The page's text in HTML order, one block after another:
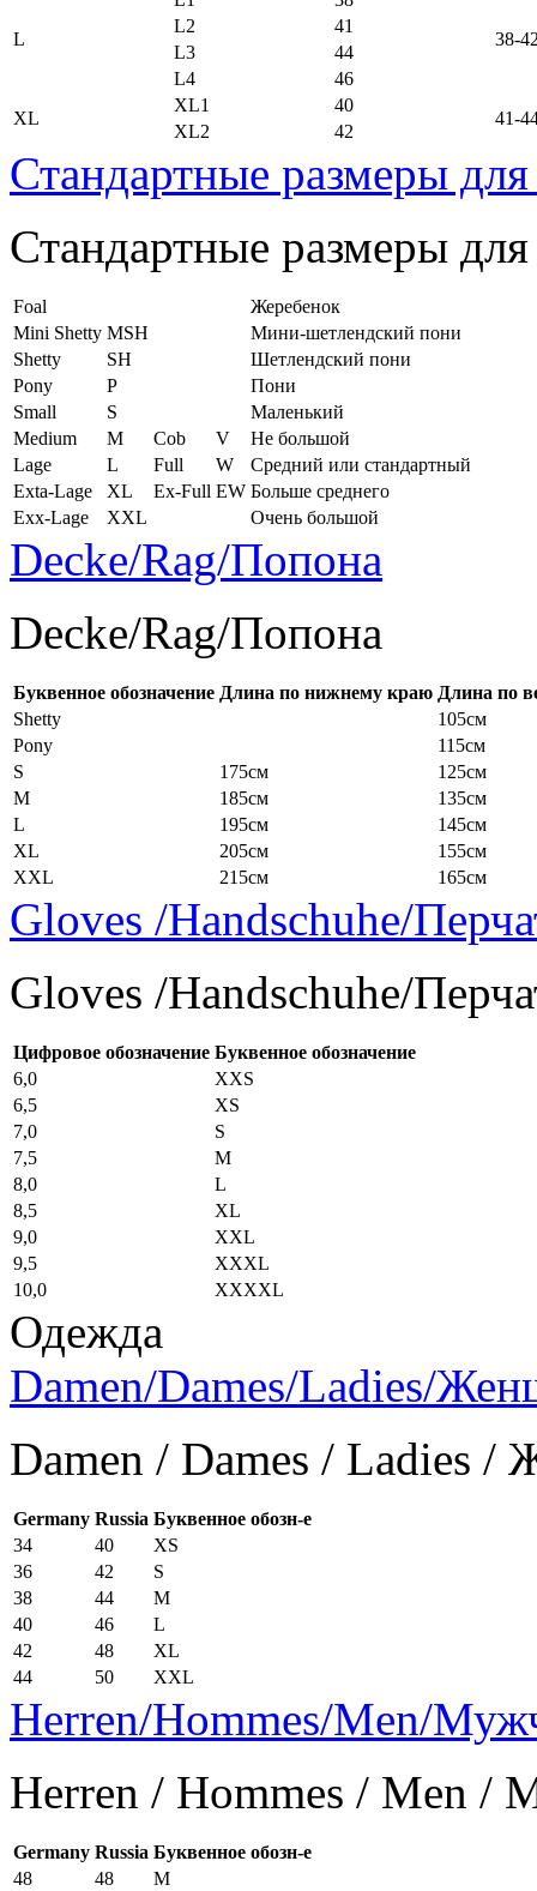
L
38-
L2
41
L3
44
L4
46
XL
XL1 40
41-
XL2 42
Стандартные размеры
Стандартные размеры
Foal
Жеребенок
Mini Shetty MSH
Мини-шетлендский пони
Shetty
SH
Шетлендский пони
Pony
P
Пони
Small
S
Маленький
Medium
M Cob V
Не большой
Lage
L Full W
Средний или стандартный
Exta-Lage
XL Ex-Full EW Больше среднего
Exx-Lage
XXL Очень большой
Decke/Rag/Попона
Decke/Rag/Попона
Буквенное обозначение Длина по нижнему краю Длина по
Shetty
105см
Pony
115см
S
175см
125см
M
185см
135см
L
195см
145см
XL
205см
155см
XXL
215см 165см
Gloves /Handschuhe/
Gloves /Handschuhe/
Цифровое обозначение Буквенное обозначение
6,0
XXS
6,5
XS
7,0
S
7,5
M
8,0
L
8,5
XL
9,0
XXL
9,5
XXXL
10,0
XXXXL
Одежда
Damen/Dames/Ladies/
Damen / Dames / Ladies
Germany Russia Буквенное обозн-е
34
40
XS
36
42
S
38
44
M
40
46
L
42
48
XL
44
50 XXL
Herren/Hommes/Men/
Herren / Hommes / Men /
Germany Russia Буквенное обозн-е
48
48
M